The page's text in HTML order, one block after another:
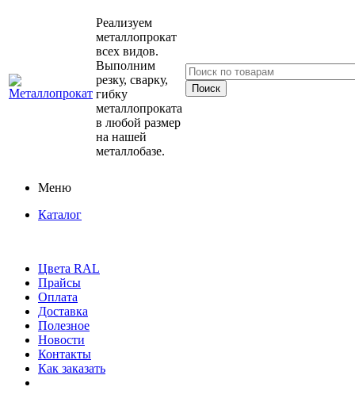
Реализуем
металлопрокат
всех видов.
Выполним
резку, сварку,
гибку
металлопроката
в любой размер
на нашей
металлобазе.
Меню
Каталог
Цвета RAL
Прайсы
Оплата
Доставка
Полезное
Новости
Контакты
Как заказать